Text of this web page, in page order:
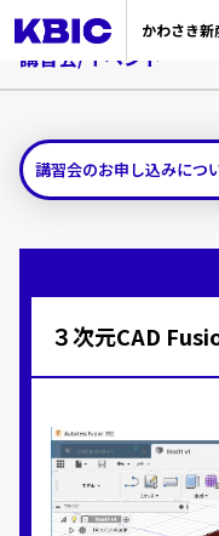
かわさき
講習会/イベント
講習会のお申し込みにつ
３次元CAD